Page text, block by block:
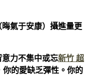
氣于安康）攝進量更
力不集中或忘新竹 超
你的愛缺乏彈性。你的